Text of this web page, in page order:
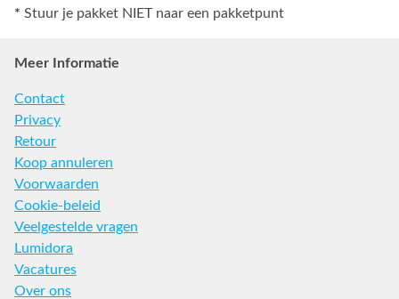
* Stuur je pakket NIET naar een pakketpunt
Meer Informatie
Contact
Privacy
Retour
Koop annuleren
Voorwaarden
Cookie-beleid
Veelgestelde vragen
Lumidora
Vacatures
Over ons